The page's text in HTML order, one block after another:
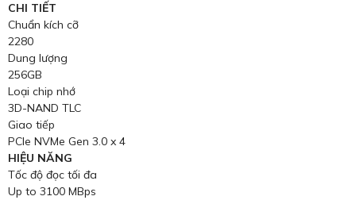
CHI TIẾT
Chuẩn kích cỡ
2280
Dung lượng
256GB
Loại chip nhớ
3D-NAND TLC
Giao tiếp
PCIe NVMe Gen 3.0 x 4
HIỆU NĂNG
Tốc độ đọc tối đa
Up to 3100 MBps